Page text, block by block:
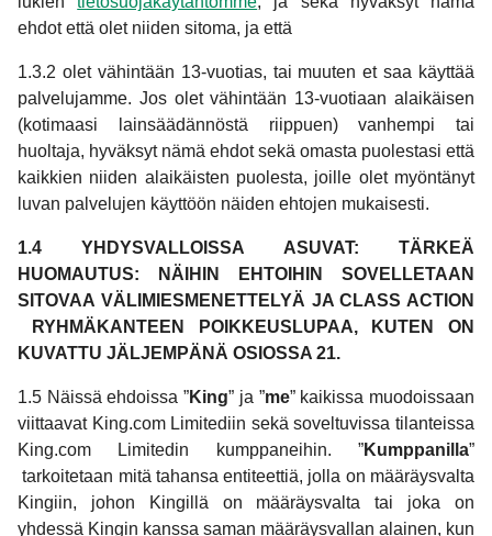
ehdot että olet niiden sitoma, ja että
1.3.2 olet vähintään 13-vuotias, tai muuten et saa käyttää
palvelujamme. Jos olet vähintään 13-vuotiaan alaikäisen
(kotimaasi lainsäädännöstä riippuen) vanhempi tai
huoltaja, hyväksyt nämä ehdot sekä omasta puolestasi että
kaikkien niiden alaikäisten puolesta, joille olet myöntänyt
luvan palvelujen käyttöön näiden ehtojen mukaisesti.
1.4 YHDYSVALLOISSA ASUVAT: TÄRKEÄ
HUOMAUTUS: NÄIHIN EHTOIHIN SOVELLETAAN
SITOVAA VÄLIMIESMENETTELYÄ JA CLASS ACTION
RYHMÄKANTEEN POIKKEUSLUPAA, KUTEN ON
KUVATTU JÄLJEMPÄNÄ OSIOSSA 21.
1.5 Näissä ehdoissa ”King” ja ”me” kaikissa muodoissaan
viittaavat King.com Limitediin sekä soveltuvissa tilanteissa
King.com Limitedin kumppaneihin. ”Kumppanilla”
tarkoitetaan mitä tahansa entiteettiä, jolla on määräysvalta
Kingiin, johon Kingillä on määräysvalta tai joka on
yhdessä Kingin kanssa saman määräysvallan alainen, kun